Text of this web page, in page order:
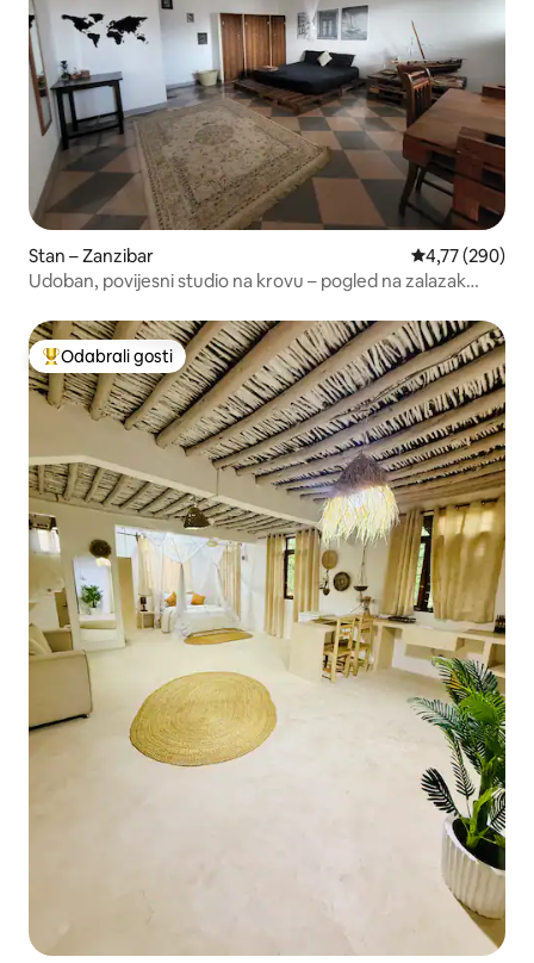
Stan – Zanzibar Prosječna
4,77 (290)
Udoban, povijesni studio na krovu – pogled na zalazak
Među najviše rangiranima s oznakom „Odabrali gosti”
Odabrali gosti